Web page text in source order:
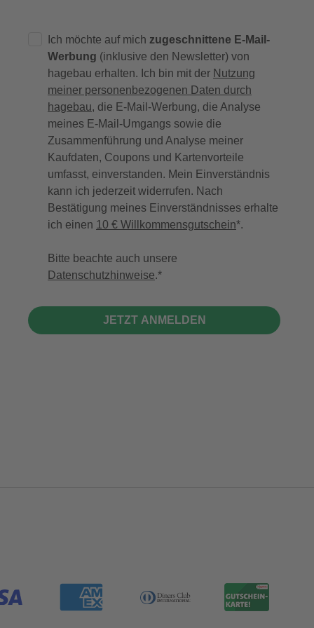
Ich möchte auf mich zugeschnittene E-Mail-
Werbung (inklusive den Newsletter) von
hagebau erhalten. Ich bin mit der Nutzung
meiner personenbezogenen Daten durch
hagebau, die E-Mail-Werbung, die Analyse
meines E-Mail-Umgangs sowie die
Zusammenführung und Analyse meiner
Kaufdaten, Coupons und Kartenvorteile
umfasst, einverstanden. Mein Einverständnis
kann ich jederzeit widerrufen. Nach
Bestätigung meines Einverständnisses erhalte
ich einen 10 € Willkommensgutschein*.
Bitte beachte auch unsere
Datenschutzhinweise.
JETZT ANMELDEN